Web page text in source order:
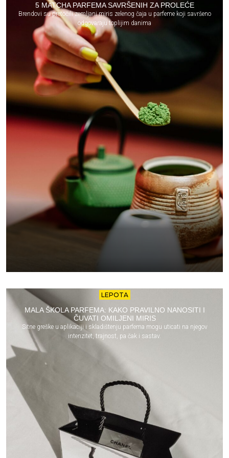
5 MATCHA PARFEMA SAVRŠENIH ZA PROLEĆE
Brendovi su pretočili zemljani miris zelenog čaja u parfeme koji savršeno
odgovaraju toplijim danima
LEPOTA
MALA ŠKOLA PARFEMA: KAKO PRAVILNO NANOSITI I
ČUVATI OMILJENI MIRIS
Sitne greške u aplikaciji i skladištenju parfema mogu uticati na njegov
intenzitet, trajnost, pa čak i sastav.